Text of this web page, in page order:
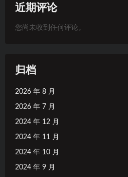
近期评论
您尚未收到任何评论。
归档
2026 年 8 月
2026 年 7 月
2024 年 12 月
2024 年 11 月
2024 年 10 月
2024 年 9 月